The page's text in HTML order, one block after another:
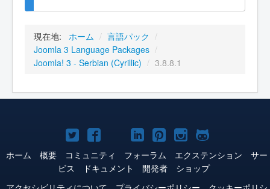
現在地: ホーム / 言語パック /
Joomla 3 Language Packages /
Joomla! 3 - Serbian (Cyrillic) / 3.8.8.1
Joomla!
Twitter
Joomla!
Facebook
Joomla!
YouTube
Joomla!
LinkedIn
Joomla!
Pinterest
Joomla!
Instagram
Joomla!
GitHub
ホーム 概要 コミュニティ フォーラム エクステンション
サー
ビス
ドキュメント 開発者
ショップ